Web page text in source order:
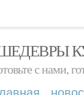
с нами,